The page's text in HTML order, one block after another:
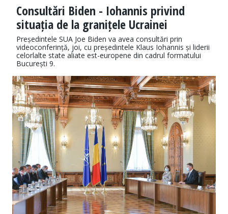
Consultări Biden - Iohannis privind
situația de la granițele Ucrainei
Președintele SUA Joe Biden va avea consultări prin
videoconferință, joi, cu președintele Klaus Iohannis și liderii
celorlalte state aliate est-europene din cadrul formatului
București 9.